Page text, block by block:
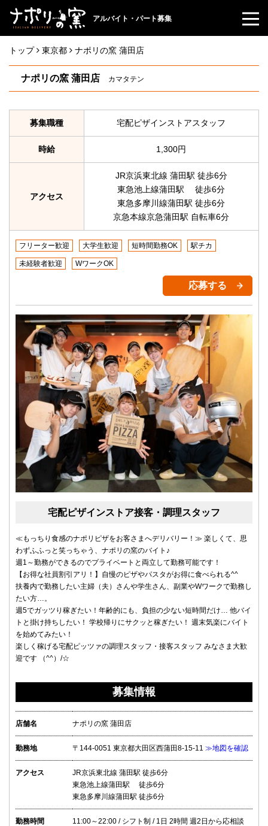
アルバイト・パート募集
トップ 東京都 ナポリの窯 蒲田店
ナポリの窯 蒲田店 カマタテン
募集職種 宅配ピザインストアスタッフ
時給 1,300円
アクセス
JR京浜東北線 蒲田駅 徒歩6分
東急池上線蒲田駅 徒歩6分
東急多摩川線蒲田駅 徒歩6分
京急本線京急蒲田駅 自転車6分
フリーター歓迎 大学生歓迎 短時間勤務OK 駅チカ
未経験者歓迎 WワークOK
応募する
宅配ピザインストア接客・調理スタッフ
≪もっちり食感のナポリピザをお客さまへデリバリー！≫ 楽しくて、思
わずふふっと笑っちゃう、ナポリの窯のバイト♪
週1～勤務ができるのでプライベートと両立して勤務可能です！
【お得な社員割引アリ！】自慢のピザやパスタがお得に食べられる^^
扶養内で勤務したい主婦（夫）さんや学生さん、副業やWワークで勤務し
たい方…。
週5でガッツり稼ぎたい！年齢的にも、負担の少ない短時間だけ… 他バイ
トと掛け持ちしたい！ 学校帰りにサクッと稼ぎたい！ 週末気楽にバイト
を始めてみたい！
楽しく稼げる宅配ピッツァの調理スタッフ・接客スタッフ みなさま大歓
迎です （^^）/☆
募集情報
店舗名 ナポリの窯 蒲田店
勤務地 〒144-0051 東京都大田区西蒲田8-15-11 ≫地図を確認
アクセス
JR京浜東北線 蒲田駅 徒歩6分
東急池上線蒲田駅 徒歩6分
東急多摩川線蒲田駅 徒歩6分
勤務時間
11:00～22:00 / シフト制 / 1日 2時間 週2日から応相談